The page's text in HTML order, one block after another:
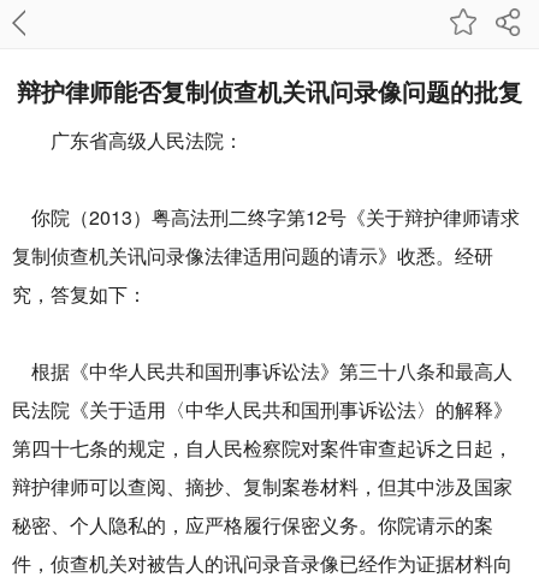
辩护律师能否复制侦查机关讯问录像问题的批复
广东省高级人民法院：
你院（2013）粤高法刑二终字第12号《关于辩护律师请求
复制侦查机关讯问录像法律适用问题的请示》收悉。经研
究，答复如下：
根据《中华人民共和国刑事诉讼法》第三十八条和最高人
民法院《关于适用〈中华人民共和国刑事诉讼法〉的解释》
第四十七条的规定，自人民检察院对案件审查起诉之日起，
辩护律师可以查阅、摘抄、复制案卷材料，但其中涉及国家
秘密、个人隐私的，应严格履行保密义务。你院请示的案
件，侦查机关对被告人的讯问录音录像已经作为证据材料向